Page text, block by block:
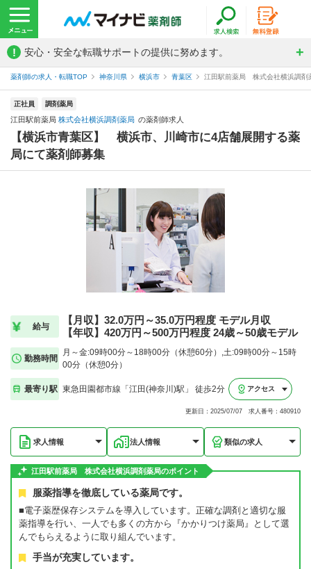
! 安心・安全な転職サポートの提供に努めます。
薬剤師の求人・転職TOP 神奈川県 横浜市 青葉区 江田駅前薬局 株式会社横浜調剤
正社員 調剤薬局
江田駅前薬局 株式会社横浜調剤薬局 の薬剤師求人
【横浜市青葉区】 横浜市、川崎市に4店舗展開する薬
局にて薬剤師募集
給与
【月収】32.0万円～35.0万円程度 モデル月収
【年収】420万円～500万円程度 24歳～50歳モデル
勤務時間
月～金:09時00分～18時00分（休憩60分）,土:09時00分～15時
00分（休憩0分）
最寄り駅 東急田園都市線「江田(神奈川)駅」 徒歩2分 アクセス
更新日：2025/07/07 求人番号：480910
求人情報 法人情報 類似の求人
江田駅前薬局 株式会社横浜調剤薬局のポイント
服薬指導を徹底している薬局です。
■電子薬歴保存システムを導入しています。正確な調剤と適切な服
薬指導を行い、一人でも多くの方から『かかりつけ薬局』として選
んでもらえるように取り組んでいます。
手当が充実しています。